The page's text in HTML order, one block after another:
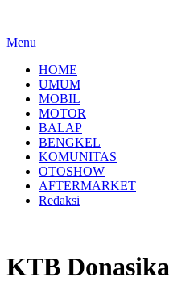
Menu
HOME
UMUM
MOBIL
MOTOR
BALAP
BENGKEL
KOMUNITAS
OTOSHOW
AFTERMARKET
Redaksi
KTB